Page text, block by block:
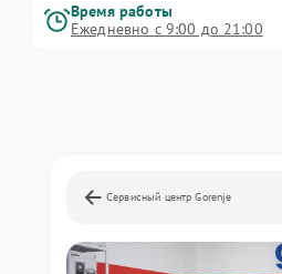
Время работы
Ежедневно с 9:00 до 21:00
Сервисный центр Gorenje